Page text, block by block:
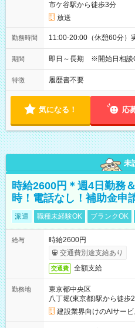
市ケ谷駅から徒歩3分
放送
勤務時間 11:00-20:00（休憩60分）
期間 即日～長期 ※開始日相談
特徴 履歴書不要
気になる！ 応
未
時給2600円＊週4日勤務
時！電話なし！補助金申
派遣 職種未経験OK ブランクOK
給与
時給2600円
交通費別途支給あり
交通費 全額支給
勤務地
東京都中央区
八丁堀(東京都)駅から徒歩
建設業界向けのAIサー